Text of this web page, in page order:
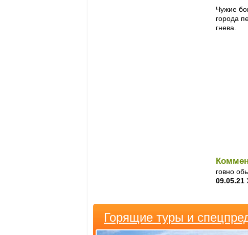
Чужие
города
гнева.
говно
09.05.21
Горящие туры и